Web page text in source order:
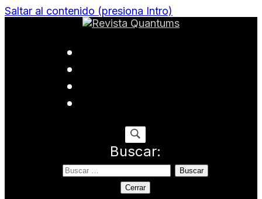
Saltar al contenido (presiona Intro)
Revista Quantums
Buscar:
Cerrar